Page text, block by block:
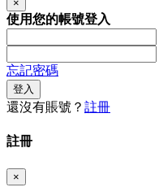
×
使用您的帳號登入
忘記密碼
登入
還沒有賬號？ 註冊
註冊
×